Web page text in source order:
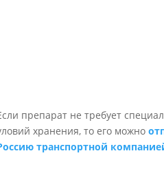
препарат не требует
хранения, то его можно
транспортной